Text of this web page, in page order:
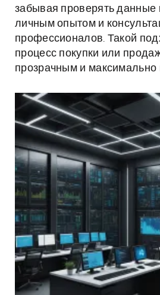
забывая проверять данные
личным опытом и
профессионалов. Такой
процесс покупки или
прозрачным и